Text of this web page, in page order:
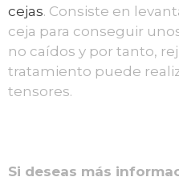
cejas. Consiste en
ceja para conseguir
no caídos y por tanto,
tratamiento puede
tensores.
Si deseas más